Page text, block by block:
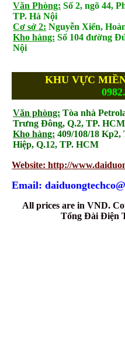
Văn Phòng: Số 2, ngõ 44,
TP. Hà Nội
Cơ sở 2: Nguyễn Xiển,
Kho hàng: Số 104 đường
Nội
KHU VỰC
Văn phòng: Tòa nhà
Trưng Đông, Q.2, TP. HCM
Kho hàng: 409/108/18
Hiệp, Q.12, TP. HCM
Website: http://
Email:
All prices are in VND.
Tổng Đài Điện